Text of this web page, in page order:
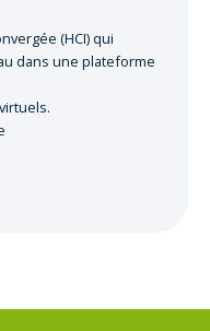
(HCI) qui
dans une plateforme